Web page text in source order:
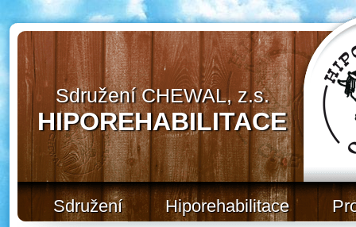
Sdružení CHEWAL, z.s.
HIPOREHABILITACE
Sdružení Hiporehabilitace